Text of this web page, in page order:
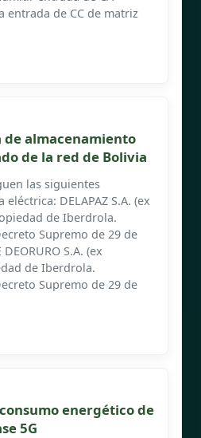
entrada de CC de matriz
almacenamiento
de la red de Bolivia
las siguientes
DELAPAZ S.A. (ex
de Iberdrola.
Supremo de 29 de
S.A. (ex
de Iberdrola.
Supremo de 29 de
energético de
5G